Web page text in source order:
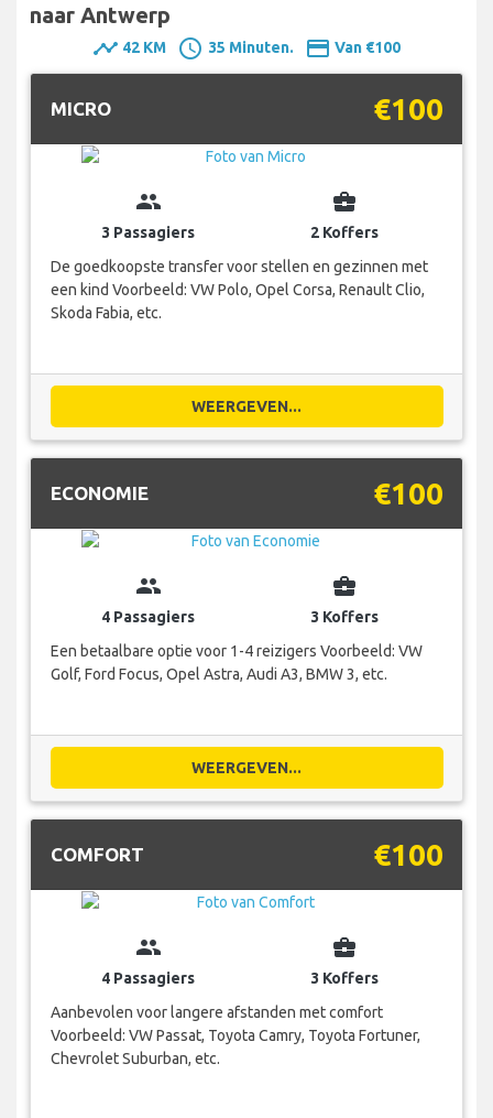
naar Antwerp
timeline 42 KM schedule 35 Minuten. payment Van €100
MICRO €100
group
3 Passagiers
business_center
2 Koffers
De goedkoopste transfer voor stellen en gezinnen met
een kind Voorbeeld: VW Polo, Opel Corsa, Renault Clio,
Skoda Fabia, etc.
WEERGEVEN...
ECONOMIE €100
group
4 Passagiers
business_center
3 Koffers
Een betaalbare optie voor 1-4 reizigers Voorbeeld: VW
Golf, Ford Focus, Opel Astra, Audi A3, BMW 3, etc.
WEERGEVEN...
COMFORT €100
group
4 Passagiers
business_center
3 Koffers
Aanbevolen voor langere afstanden met comfort
Voorbeeld: VW Passat, Toyota Camry, Toyota Fortuner,
Chevrolet Suburban, etc.